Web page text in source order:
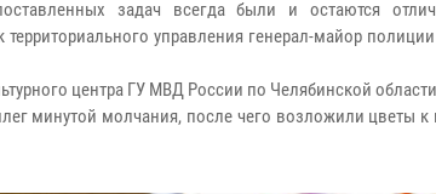
задач всегда были и остаются
управления генерал-майор
центра ГУ МВД России по Челябинской
минутой молчания, после чего возложили цветы к